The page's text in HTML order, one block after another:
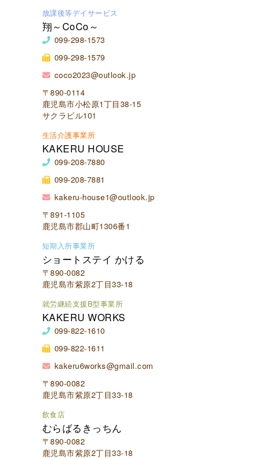
放課後等デイサービス
翔～CoCo～
099-298-1573
099-298-1579
coco2023@outlook.jp
〒890-0114
鹿児島市小松原1丁目38-15
サクラビル101
生活介護事業所
KAKERU HOUSE
099-208-7880
099-208-7881
kakeru-house1@outlook.jp
〒891-1105
鹿児島市郡山町1306番1
短期入所事業所
ショートステイ かける
〒890-0082
鹿児島市紫原2丁目33-18
就労継続支援B型事業所
KAKERU WORKS
099-822-1610
099-822-1611
kakeru6works@gmail.com
〒890-0082
鹿児島市紫原2丁目33-18
飲食店
むらばるきっちん
〒890-0082
鹿児島市紫原2丁目33-18